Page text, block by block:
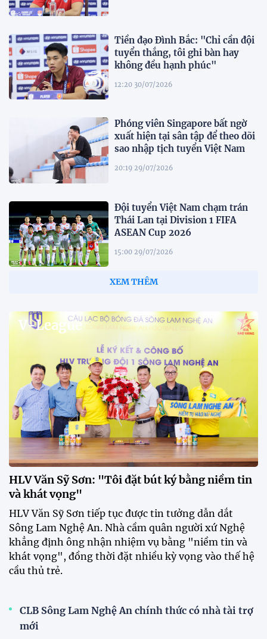
Tiền đạo Đình Bắc: "Chỉ cần đội
tuyển thắng, tôi ghi bàn hay
không đều hạnh phúc"
12:20 30/07/2026
Phóng viên Singapore bất ngờ
xuất hiện tại sân tập để theo dõi
sao nhập tịch tuyển Việt Nam
20:19 29/07/2026
Đội tuyển Việt Nam chạm trán
Thái Lan tại Division 1 FIFA
ASEAN Cup 2026
15:00 29/07/2026
dịch ASIAD 2026
Dàn sao U23 Việt Nam hội quân,
sẵn sàng chinh phục ASIAD
2026
15:34 28/07/2026
Đội tuyển Việt Nam được tiếp
thêm sức mạnh trước trận gặp
Singapore
Mở bán vé trực tiếp trận sân
nhà đầu tiên của ĐT Việt Nam